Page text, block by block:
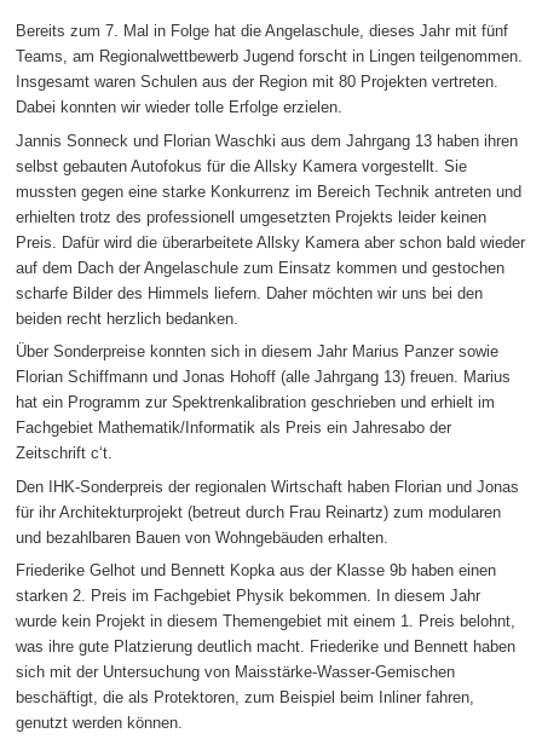
Bereits zum 7. Mal in Folge hat die Angelaschule, dieses Jahr mit fünf
Teams, am Regionalwettbewerb Jugend forscht in Lingen teilgenommen.
Insgesamt waren Schulen aus der Region mit 80 Projekten vertreten.
Dabei konnten wir wieder tolle Erfolge erzielen.
Jannis Sonneck und Florian Waschki aus dem Jahrgang 13 haben ihren
selbst gebauten Autofokus für die Allsky Kamera vorgestellt. Sie
mussten gegen eine starke Konkurrenz im Bereich Technik antreten und
erhielten trotz des professionell umgesetzten Projekts leider keinen
Preis. Dafür wird die überarbeitete Allsky Kamera aber schon bald wieder
auf dem Dach der Angelaschule zum Einsatz kommen und gestochen
scharfe Bilder des Himmels liefern. Daher möchten wir uns bei den
beiden recht herzlich bedanken.
Über Sonderpreise konnten sich in diesem Jahr Marius Panzer sowie
Florian Schiffmann und Jonas Hohoff (alle Jahrgang 13) freuen. Marius
hat ein Programm zur Spektrenkalibration geschrieben und erhielt im
Fachgebiet Mathematik/Informatik als Preis ein Jahresabo der
Zeitschrift c‘t.
Den IHK-Sonderpreis der regionalen Wirtschaft haben Florian und Jonas
für ihr Architekturprojekt (betreut durch Frau Reinartz) zum modularen
und bezahlbaren Bauen von Wohngebäuden erhalten.
Friederike Gelhot und Bennett Kopka aus der Klasse 9b haben einen
starken 2. Preis im Fachgebiet Physik bekommen. In diesem Jahr
wurde kein Projekt in diesem Themengebiet mit einem 1. Preis belohnt,
was ihre gute Platzierung deutlich macht. Friederike und Bennett haben
sich mit der Untersuchung von Maisstärke-Wasser-Gemischen
beschäftigt, die als Protektoren, zum Beispiel beim Inliner fahren,
genutzt werden können.